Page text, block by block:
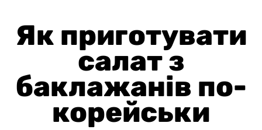
Як приготувати
салат з
баклажанів по-
корейськи